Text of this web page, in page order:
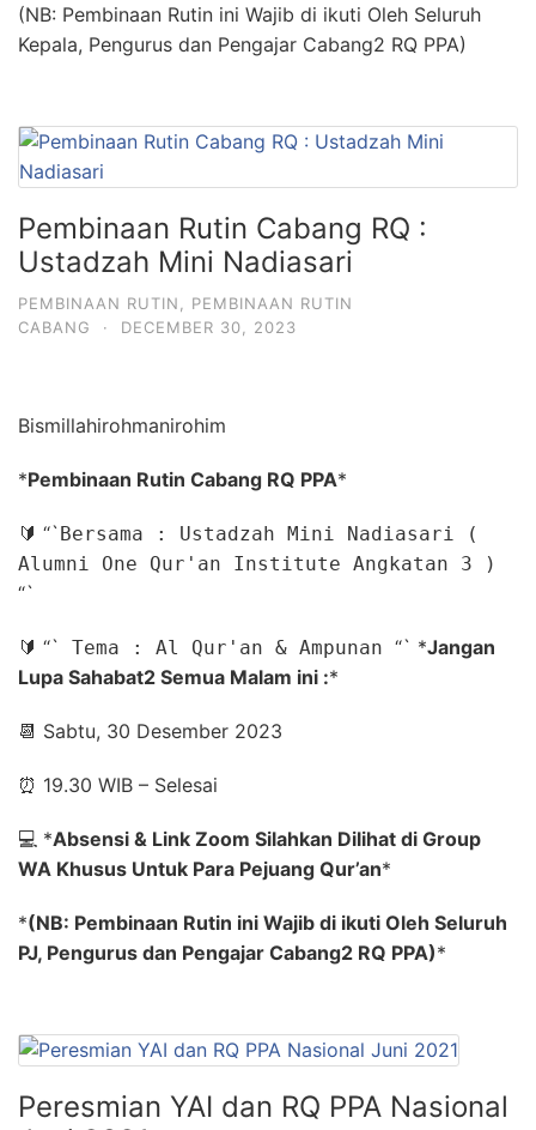
(NB: Pembinaan Rutin ini Wajib di ikuti Oleh Seluruh
Kepala, Pengurus dan Pengajar Cabang2 RQ PPA)
Pembinaan Rutin Cabang RQ :
Ustadzah Mini Nadiasari
PEMBINAAN RUTIN
PEMBINAAN RUTIN
CABANG
· DECEMBER 30, 2023
Bismillahirohmanirohim
*Pembinaan Rutin Cabang RQ PPA*
🔰 “`Bersama : Ustadzah Mini Nadiasari (
Alumni One Qur'an Institute Angkatan 3 )
“`
🔰 “` Tema : Al Qur'an & Ampunan “` *Jangan
Lupa Sahabat2 Semua Malam ini :*
📆 Sabtu, 30 Desember 2023
⏰ 19.30 WIB – Selesai
💻 *Absensi & Link Zoom Silahkan Dilihat di Group
WA Khusus Untuk Para Pejuang Qur’an*
*(NB: Pembinaan Rutin ini Wajib di ikuti Oleh Seluruh
PJ, Pengurus dan Pengajar Cabang2 RQ PPA)*
Peresmian YAI dan RQ PPA Nasional